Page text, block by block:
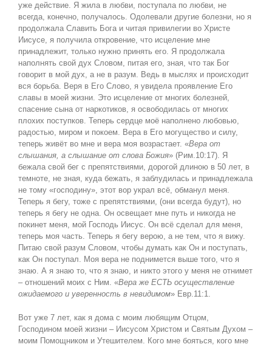
уже действие. Я жила в любви, поступала по любви, не
всегда, конечно, получалось. Одолевали другие болезни, но я
продолжала Славить Бога и читая привилегии во Христе
Иисусе, я получила откровение, что исцеление мне
принадлежит, только нужно принять его. Я продолжала
наполнять свой дух Словом, питая его, зная, что так Бог
говорит в мой дух, а не в разум. Ведь в мыслях и происходит
вся борьба. Веря в Его Слово, я увидела проявление Его
славы в моей жизни. Это исцеление от многих болезней,
спасение сына от наркотиков, я освободилась от многих
плохих поступков. Теперь сердце моё наполнено любовью,
радостью, миром и покоем. Вера в Его могущество и силу,
теперь живёт во мне и вера моя возрастает. «Вера от
слышания, а слышание от слова Божия» (Рим.10:17). Я
бежала свой бег с препятствиями, дорогой длиною в 50 лет, в
темноте, не зная, куда бежать, я заблудилась и принадлежала
не тому «господину», этот вор украл всё, обманул меня.
Теперь я бегу, тоже с препятствиями, (они всегда будут), но
теперь я бегу не одна. Он освещает мне путь и никогда не
покинет меня, мой Господь Иисус. Он всё сделал для меня,
теперь моя часть. Теперь я бегу верою, а не тем, что я вижу.
Питаю свой разум Словом, чтобы думать как Он и поступать,
как Он поступал. Моя вера не поднимется выше того, что я
знаю. А я знаю то, что я знаю, и никто этого у меня не отнимет
– отношений моих с Ним. «Вера же ЕСТЬ осуществление
ожидаемого и уверенность в невидимом» Евр.11:1.
Вот уже 7 лет, как я дома с моим любящим Отцом,
Господином моей жизни – Иисусом Христом и Святым Духом –
моим Помощником и Утешителем. Кого мне бояться, кого мне